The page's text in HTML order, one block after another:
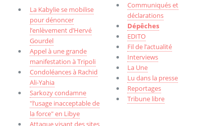
La Kabylie se mobilise
pour dénoncer
l’enlèvement d’Hervé
Gourdel
Appel à une grande
manifestation à Tripoli
Condoléances à Rachid
Ali-Yahia
Sarkozy condamne
"l’usage inacceptable de
la force" en Libye
Attaque visant des sites
Communiqués et
déclarations
Dépêches
EDITO
Fil de l’actualité
Interviews
La Une
Lu dans la presse
Reportages
Tribune libre